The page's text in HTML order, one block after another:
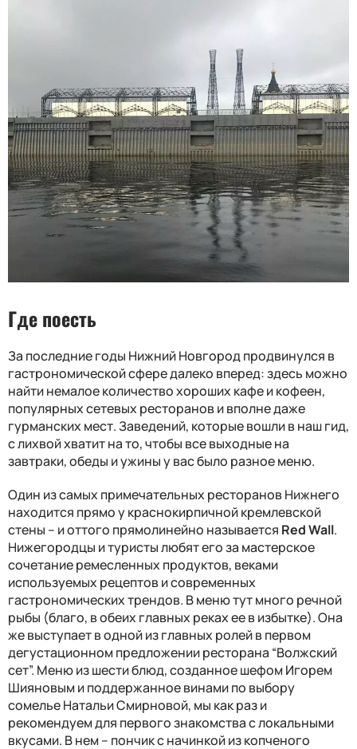
Где поесть
За последние годы Нижний Новгород продвинулся в
гастрономической сфере далеко вперед: здесь можно
найти немалое количество хороших кафе и кофеен,
популярных сетевых ресторанов и вполне даже
гурманских мест. Заведений, которые вошли в наш гид,
с лихвой хватит на то, чтобы все выходные на
завтраки, обеды и ужины у вас было разное меню.
Один из самых примечательных ресторанов Нижнего
находится прямо у краснокирпичной кремлевской
стены – и оттого прямолинейно называется Red Wall.
Нижегородцы и туристы любят его за мастерское
сочетание ремесленных продуктов, веками
используемых рецептов и современных
гастрономических трендов. В меню тут много речной
рыбы (благо, в обеих главных реках ее в избытке). Она
же выступает в одной из главных ролей в первом
дегустационном предложении ресторана “Волжский
сет”. Меню из шести блюд, созданное шефом Игорем
Шияновым и поддержанное винами по выбору
сомелье Натальи Смирновой, мы как раз и
рекомендуем для первого знакомства с локальными
вкусами. В нем – пончик с начинкой из копченого